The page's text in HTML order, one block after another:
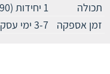
תכולה
1 יחידות (9.90 ₪ ליחידה)
זמן אספקה
3-7 ימי עסקים